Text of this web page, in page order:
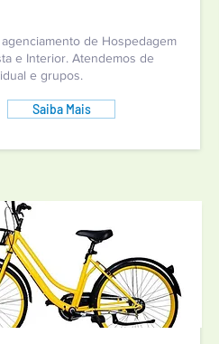
de Hospedagem
e Interior. Atendemos de
e grupos.
Saiba Mais